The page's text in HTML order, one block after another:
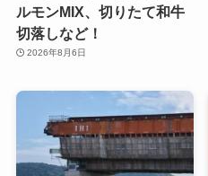
ルモンMIX、切りたて和牛
切落しなど！
2026年8月6日